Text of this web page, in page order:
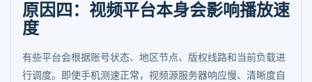
原因四：视频平台本身会影响播放速
度
有些平台会根据账号状态、地区节点、版权线路和当前负载进
行调度。即使手机测速正常，视频源服务器响应慢、清晰度自